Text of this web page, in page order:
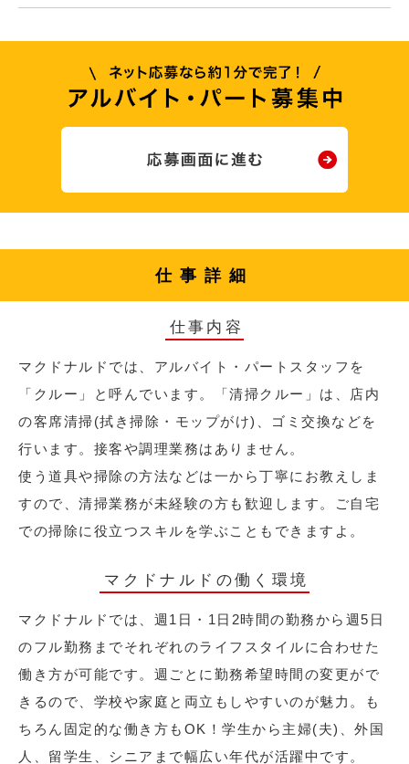
仕事詳細
仕事内容
マクドナルドでは、アルバイト・パートスタッフを
「クルー」と呼んでいます。「清掃クルー」は、店内
の客席清掃(拭き掃除・モップがけ)、ゴミ交換などを
行います。接客や調理業務はありません。
使う道具や掃除の方法などは一から丁寧にお教えしま
すので、清掃業務が未経験の方も歓迎します。ご自宅
での掃除に役立つスキルを学ぶこともできますよ。
マクドナルドの働く環境
マクドナルドでは、週1日・1日2時間の勤務から週5日
のフル勤務までそれぞれのライフスタイルに合わせた
働き方が可能です。週ごとに勤務希望時間の変更がで
きるので、学校や家庭と両立もしやすいのが魅力。も
ちろん固定的な働き方もOK！学生から主婦(夫)、外国
人、留学生、シニアまで幅広い年代が活躍中です。